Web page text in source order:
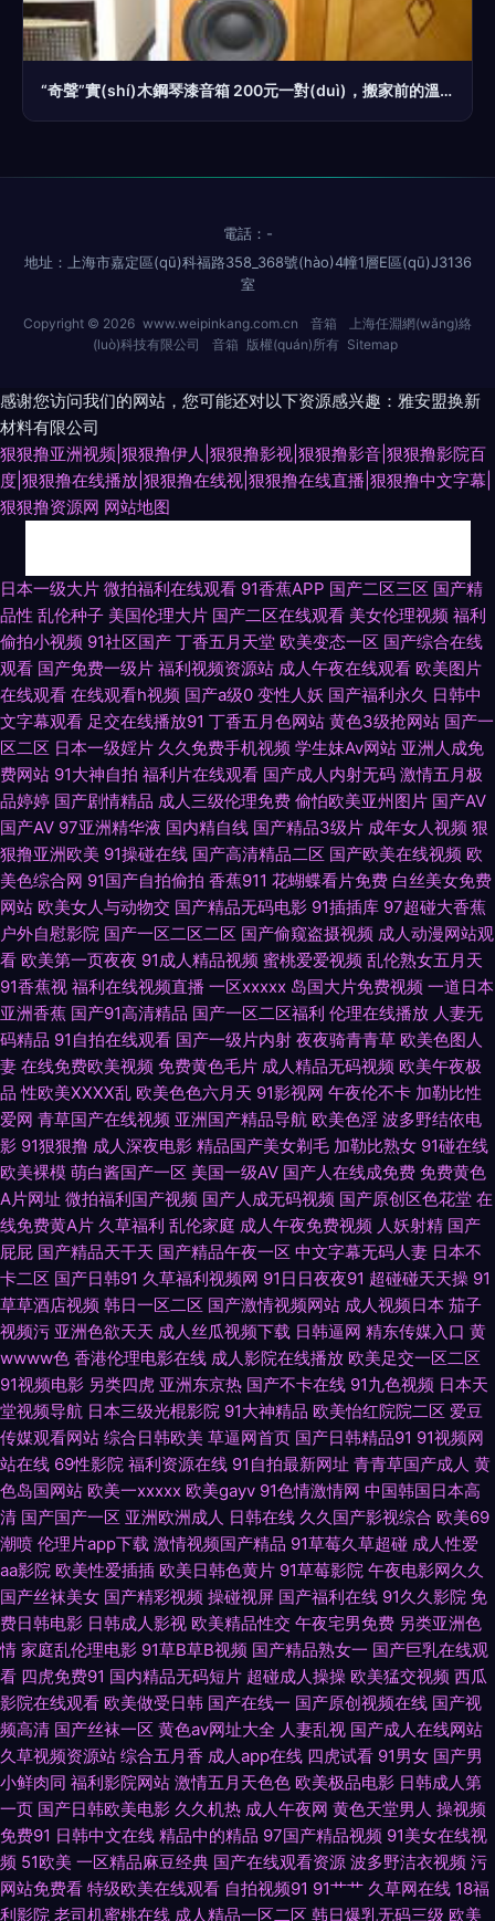
“奇聲”實(shí)木鋼琴漆音箱 200元一對(duì)，搬家前的溫情告別
電話：-
地址：上海市嘉定區(qū)科福路358_368號(hào)4幢1層E區(qū)J3136
室
Copyright © 2026 www.weipinkang.com.cn 音箱
上海任淵網(wǎng)絡
(luò)科技有限公司
音箱 版權(quán)所有 Sitemap
感谢您访问我们的网站，您可能还对以下资源感兴趣：雅安盟换新
材料有限公司
狠狠撸亚洲视频|狠狠撸伊人|狠狠撸影视|狠狠撸影音|狠狠撸影院百
度|狠狠撸在线播放|狠狠撸在线视|狠狠撸在线直播|狠狠撸中文字幕|
狠狠撸资源网 网站地图
黄色a网站在线看3 男人的天堂午夜剧场版 亚洲国产另类日韩 91原创大神在
线地址 黄色亚洲 人人干人人妻69 91成人18 超碰97人人超 伦理深喉 色色伦
图 91超碰福利电影 成人国产精品一区 九九大香蕉伊人视频 日本韩国久久 影
音先锋红桃资源 91探花精品偷拍 福利社老湿机 久久手机午夜福利视频 午夜
福利高潮在线观看 91精品国产福利视频 肏屄av玖玖 国产精品国产精品国 男
女上床视频 无码三级网 91n日日视频网址 91视屏在线免费观看网站 国产66
页专区 久久嫩草精品久久网站 日韩精品第一页 91传媒精品 91社区福利 东方
av网 精品久久aⅰ 欧美性片久久网 亚洲国产欧美在线另类 91极品尤物黑丝观
看 成人福利午夜无码 狼友集中营一本道 日日骚夜夜撸 最新先锋资源av 91美
脚在线 成人自卫 激情啪啪综合 蜜桃8848tv豆花 五月天涩涩 91豆花视频观
看 91最新在线视频 浮力国产第一页产制 人妖操妇幼 亚洲黄色官网 91视频在
线国产 大香蕉伊人在线网 老色友影院 日韩欧美福利导航 91va国产大 91色狼
网 俺也去综合网 精品国产乱 欧美最淫伦合集 91av视频在线导航 91视频专区
国产精品福利区 久久午夜成人网 人人插人人插AV 午夜在线电影 91传媒视频
波多野吉依久久 久久偷拍 影音先锋av中文网 青草社区在线 影视先锋人妻 五
月天亚州色图 91官网点进立即观看 91中文啦视频 黄页永久免费观看 欧美性
生活BB片 四虎成人影音 在线一本 91视频观看网站 国产91丝袜 欧美成人性
爱美女91 丝袜诱惑男人的天堂 91在线视频资源 一本一道久久精 狠狠肏COM
青青草青草操 午夜小视频在线 91色精品网站 人人c人爽 影音先锋资源av熟
女 91网站在线入口 国内精品久久 日本欧美大片 淫网导航 91九色熟女旧板
超碰AV福利 蜜臀91网站 亚洲99精品综合 91九色国产熟女 www情色五月天
玖玖91探花 色色五月天亚洲综合 91激情乱伦 av色色天堂 天堂色豆花33 AV
高清午夜福利影院 精品99久久 日韩a级视频 一级免费国产色片 91资原总站
海角福利导航 欧美日韩大陆成人 午夜成人精品一区 97九色成人 精品国产欧
日本一级大片 微拍福利在线观看 91香蕉APP 国产二区三区 国产精
品性 乱伦种子 美国伦理大片 国产二区在线观看 美女伦理视频 福利
偷拍小视频 91社区国产 丁香五月天堂 欧美变态一区 国产综合在线
观看 国产免费一级片 福利视频资源站 成人午夜在线观看 欧美图片
在线观看 在线观看h视频 国产a级0 变性人妖 国产福利永久 日韩中
文字幕观看 足交在线播放91 丁香五月色网站 黄色3级抢网站 国产一
区二区 日本一级婬片 久久免费手机视频 学生妹Av网站 亚洲人成免
费网站 91大神自拍 福利片在线观看 国产成人内射无码 激情五月极
品婷婷 国产剧情精品 成人三级伦理免费 偷怕欧美亚州图片 国产AV
国产AV 97亚洲精华液 国内精自线 国产精品3级片 成年女人视频 狠
狠撸亚洲欧美 91操碰在线 国产高清精品二区 国产欧美在线视频 欧
美色综合网 91国产自拍偷拍 香蕉911 花蝴蝶看片免费 白丝美女免费
网站 欧美女人与动物交 国产精品无码电影 91插插库 97超碰大香蕉
户外自慰影院 国产一区二区二区 国产偷窥盗摄视频 成人动漫网站观
看 欧美第一页夜夜 91成人精品视频 蜜桃爱爱视频 乱伦熟女五月天
91香蕉视 福利在线视频直播 一区xxxxx 岛国大片免费视频 一道日本
亚洲香蕉 国产91高清精品 国产一区二区福利 伦理在线播放 人妻无
码精品 91自拍在线观看 国产一级片内射 夜夜骑青青草 欧美色图人
妻 在线免费欧美视频 免费黄色毛片 成人精品无码视频 欧美午夜极
品 性欧美ⅩⅩⅩⅩ乱 欧美色色六月天 91影视网 午夜伦不卡 加勒比性
爱网 青草国产在线视频 亚洲国产精品导航 欧美色淫 波多野结依电
影 91狠狠撸 成人深夜电影 精品国产美女剃毛 加勒比熟女 91碰在线
欧美裸模 萌白酱国产一区 美国一级AV 国产人在线成免费 免费黄色
A片网址 微拍福利国产视频 国产人成无码视频 国产原创区色花堂 在
线免费黄A片 久草福利 乱伦家庭 成人午夜免费视频 人妖射精 国产
屁屁 国产精品天干天 国产精品午夜一区 中文字幕无码人妻 日本不
卡二区 国产日韩91 久草福利视频网 91日日夜夜91 超碰碰天天操 91
草草酒店视频 韩日一区二区 国产激情视频网站 成人视频日本 茄子
视频污 亚洲色欲天天 成人丝瓜视频下载 日韩逼网 精东传媒入口 黄
wwww色 香港伦理电影在线 成人影院在线播放 欧美足交一区二区
91视频电影 另类四虎 亚洲东京热 国产不卡在线 91九色视频 日本天
堂视频导航 日本三级光棍影院 91大神精品 欧美怡红院院二区 爱豆
传媒观看网站 综合日韩欧美 草逼网首页 国产日韩精品91 91视频网
站在线 69性影院 福利资源在线 91自拍最新网址 青青草国产成人 黄
色岛国网站 欧美一xxxxx 欧美gayv 91色情激情网 中国韩国日本高
清 国产国产一区 亚洲欧洲成人 日韩在线 久久国产影视综合 欧美69
潮喷 伦理片app下载 激情视频国产精品 91草莓久草超碰 成人性爱
aa影院 欧美性爱插插 欧美日韩色黄片 91草莓影院 午夜电影网久久
国产丝袜美女 国产精彩视频 操碰视屏 国产福利在线 91久久影院 免
费日韩电影 日韩成人影视 欧美精品性交 午夜宅男免费 另类亚洲色
情 家庭乱伦理电影 91草B草B视频 国产精品熟女一 国产巨乳在线观
看 四虎免费91 国内精品无码短片 超碰成人操操 欧美猛交视频 西瓜
影院在线观看 欧美做受日韩 国产在线一 国产原创视频在线 国产视
频高清 国产丝袜一区 黄色av网址大全 人妻乱视 国产成人在线网站
久草视频资源站 综合五月香 成人app在线 四虎试看 91男女 国产男
小鲜肉同 福利影院网站 激情五月天色色 欧美极品电影 日韩成人第
一页 国产日韩欧美电影 久久机热 成人午夜网 黄色天堂男人 操视频
免费91 日韩中文在线 精品中的精品 97国产精品视频 91美女在线视
频 51欧美 一区精品麻豆经典 国产在线观看资源 波多野洁衣视频 污
网站免费看 特级欧美在线观看 自拍视频91 91艹艹 久草网在线 18福
利影院 老司机蜜桃在线 成人精品一区二区 韩日爆乳无码三级 欧美